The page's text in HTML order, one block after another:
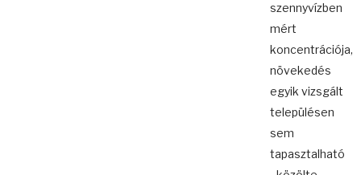
szennyvízben
mért
koncentrációja,
növekedés
egyik vizsgált
településen
sem
tapasztalható